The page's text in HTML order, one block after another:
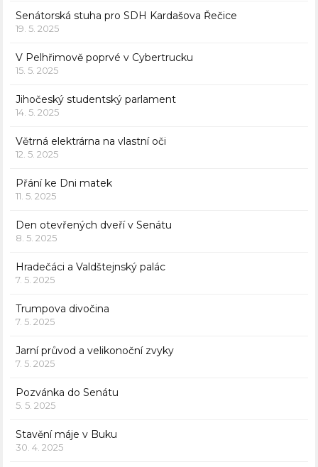
Senátorská stuha pro SDH Kardašova Řečice
19. 5. 2025
V Pelhřimově poprvé v Cybertrucku
15. 5. 2025
Jihočeský studentský parlament
14. 5. 2025
Větrná elektrárna na vlastní oči
12. 5. 2025
Přání ke Dni matek
11. 5. 2025
Den otevřených dveří v Senátu
8. 5. 2025
Hradečáci a Valdštejnský palác
7. 5. 2025
Trumpova divočina
7. 5. 2025
Jarní průvod a velikonoční zvyky
7. 5. 2025
Pozvánka do Senátu
5. 5. 2025
Stavění máje v Buku
30. 4. 2025